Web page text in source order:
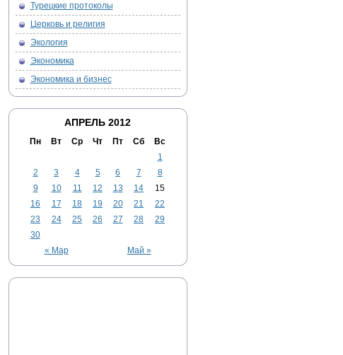
Турецкие протоколы
Церковь и религия
Экология
Экономика
Экономика и бизнес
АПРЕЛЬ 2012
Пн Вт Ср Чт Пт Сб Вс
« Мар Май »
1
2
3 4 5 6 7
8
9
10 11 12 13 14
15
16
17 18 19 20 21
22
23
24 25 26 27 28
29
30